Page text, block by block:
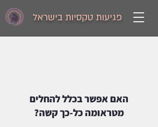
פגיעות טקסיות בישראל
האם אפשר בכלל להחלים
מטראומה כל-כך קשה?